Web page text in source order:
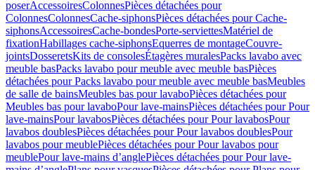
poserAccessoiresColonnesPièces détachées pour
ColonnesColonnesCache-siphonsPièces détachées pour Cache-
siphonsAccessoiresCache-bondesPorte-serviettesMatériel de
fixationHabillages cache-siphonsEquerres de montageCouvre-
jointsDosseretsKits de consolesÉtagères muralesPacks lavabo avec
meuble basPacks lavabo pour meuble avec meuble basPièces
détachées pour Packs lavabo pour meuble avec meuble basMeubles
de salle de bainsMeubles bas pour lavaboPièces détachées pour
Meubles bas pour lavaboPour lave-mainsPièces détachées pour Pour
lave-mainsPour lavabosPièces détachées pour Pour lavabosPour
lavabos doublesPièces détachées pour Pour lavabos doublesPour
lavabos pour meublePièces détachées pour Pour lavabos pour
meublePour lave-mains d’anglePièces détachées pour Pour lave-